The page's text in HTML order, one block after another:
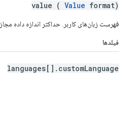
value ( Value format)
فهرست زبان‌های کاربر. حداکثر اندازه داده مجاز ۱ کیلوبایت است.
فیلدها
languages[].customLanguage